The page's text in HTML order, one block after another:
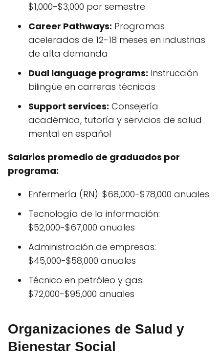
$1,000-$3,000 por semestre
Career Pathways: Programas
acelerados de 12-18 meses en industrias
de alta demanda
Dual language programs: Instrucción
bilingüe en carreras técnicas
Support services: Consejería
académica, tutoría y servicios de salud
mental en español
Salarios promedio de graduados por
programa:
Enfermería (RN): $68,000-$78,000 anuales
Tecnología de la información:
$52,000-$67,000 anuales
Administración de empresas:
$45,000-$58,000 anuales
Técnico en petróleo y gas:
$72,000-$95,000 anuales
Organizaciones de Salud y
Bienestar Social